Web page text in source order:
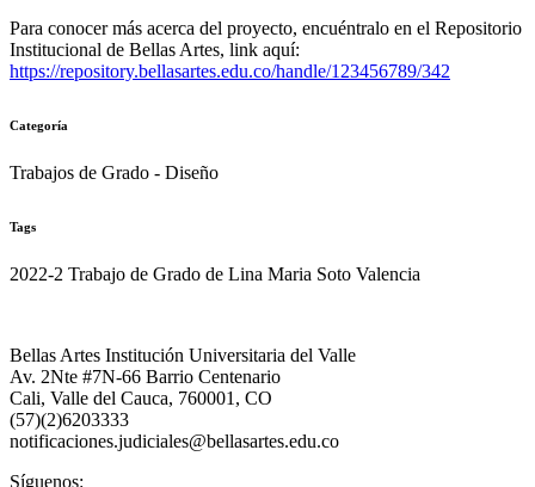
Para conocer más acerca del proyecto, encuéntralo en el Repositorio
Institucional de Bellas Artes, link aquí:
https://repository.bellasartes.edu.co/handle/123456789/342
Categoría
Trabajos de Grado - Diseño
Tags
2022-2 Trabajo de Grado de Lina Maria Soto Valencia
Bellas Artes Institución Universitaria del Valle
Av. 2Nte #7N-66 Barrio Centenario
Cali, Valle del Cauca, 760001, CO
(57)(2)6203333
notificaciones.judiciales@bellasartes.edu.co
Síguenos: